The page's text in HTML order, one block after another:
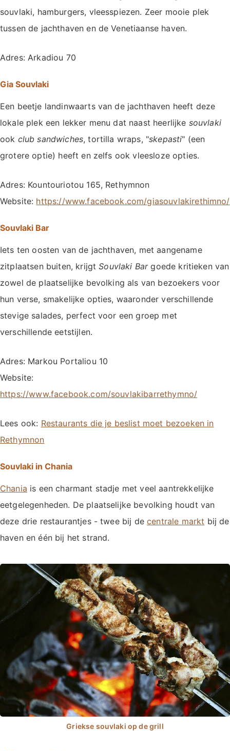
souvlaki, hamburgers, vleesspiezen. Zeer mooie plek
tussen de jachthaven en de Venetiaanse haven.
Adres: Arkadiou 70
Gia Souvlaki
Een beetje landinwaarts van de jachthaven heeft deze
lokale plek een lekker menu dat naast heerlijke souvlaki
ook club sandwiches, tortilla wraps, "skepasti" (een
grotere optie) heeft en zelfs ook vleesloze opties.
Adres: Kountouriotou 165, Rethymnon
Website: https://www.facebook.com/giasouvlakirethimno/
Souvlaki Bar
Iets ten oosten van de jachthaven, met aangename
zitplaatsen buiten, krijgtSouvlaki Bargoede kritieken van
zowel de plaatselijke bevolking als van bezoekers voor
hun verse, smakelijke opties, waaronder verschillende
stevige salades, perfect voor een groep met
verschillende eetstijlen.
Adres: Markou Portaliou 10
Website:
https://www.facebook.com/souvlakibarrethymno/
Lees ook: Restaurants die je beslist moet bezoeken in
Rethymnon
Souvlaki in Chania
Chania is een charmant stadje met veel aantrekkelijke
eetgelegenheden. De plaatselijke bevolking houdt van
deze drie restaurantjes - twee bij decentrale markt bij de
haven en één bij het strand.